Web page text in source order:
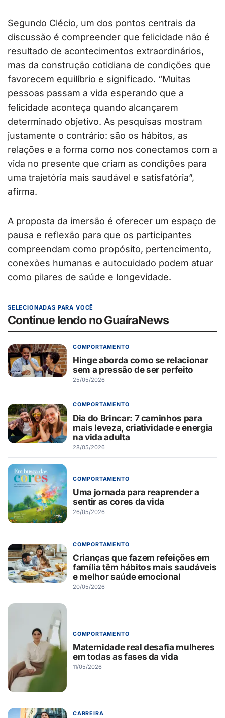
Segundo Clécio, um dos pontos centrais da
discussão é compreender que felicidade não é
resultado de acontecimentos extraordinários,
mas da construção cotidiana de condições que
favorecem equilíbrio e significado. “Muitas
pessoas passam a vida esperando que a
felicidade aconteça quando alcançarem
determinado objetivo. As pesquisas mostram
justamente o contrário: são os hábitos, as
relações e a forma como nos conectamos com a
vida no presente que criam as condições para
uma trajetória mais saudável e satisfatória”,
afirma.
A proposta da imersão é oferecer um espaço de
pausa e reflexão para que os participantes
compreendam como propósito, pertencimento,
conexões humanas e autocuidado podem atuar
como pilares de saúde e longevidade.
SELECIONADAS PARA VOCÊ
Continue lendo no GuaíraNews
COMPORTAMENTO
Hinge aborda como se relacionar
sem a pressão de ser perfeito
25/05/2026
COMPORTAMENTO
Dia do Brincar: 7 caminhos para
mais leveza, criatividade e energia
na vida adulta
28/05/2026
COMPORTAMENTO
Uma jornada para reaprender a
sentir as cores da vida
26/05/2026
COMPORTAMENTO
Crianças que fazem refeições em
família têm hábitos mais saudáveis
e melhor saúde emocional
20/05/2026
COMPORTAMENTO
Maternidade real desafia mulheres
em todas as fases da vida
11/05/2026
CARREIRA